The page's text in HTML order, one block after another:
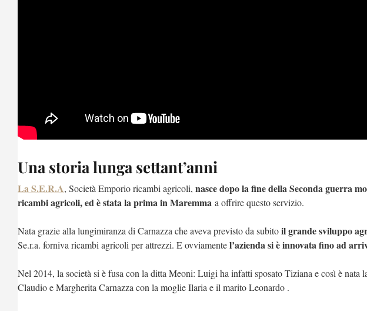
Una storia lunga settant’anni
La S.E.R.A, Società Emporio ricambi agricoli, nasce dopo la fine della Seconda guerra
ricambi agricoli, ed è stata la prima in Maremma a offrire questo servizio.
Nata grazie alla lungimiranza di Carnazza che aveva previsto da subitoil grande sviluppo
Se.r.a. forniva ricambi agricoli per attrezzi. E ovviamentel’azienda si è innovata fino ad
Nel 2014, la società si è fusa con la ditta Meoni: Luigi ha infatti sposato Tiziana e così è
Claudio e Margherita Carnazza con la moglie Ilaria e il marito Leonardo .